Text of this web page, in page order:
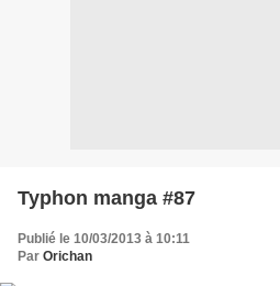
Typhon manga #87
Publié le 10/03/2013 à 10:11
Par Orichan